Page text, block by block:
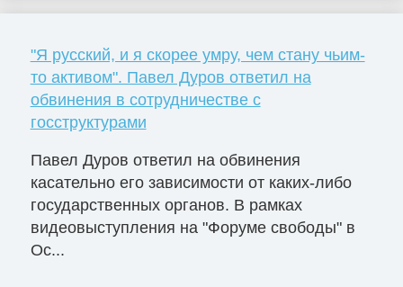
"Я русский, и я скорее умру, чем стану чьим-
то активом". Павел Дуров ответил на
обвинения в сотрудничестве с
госструктурами
Павел Дуров ответил на обвинения
касательно его зависимости от каких-либо
государственных органов. В рамках
видеовыступления на "Форуме свободы" в
Ос...